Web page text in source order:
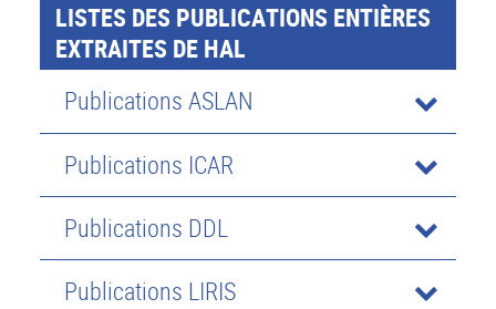
LISTES DES PUBLICATIONS ENTIÈRES
EXTRAITES DE HAL
Publications ASLAN
Publications ICAR
Publications DDL
Publications LIRIS